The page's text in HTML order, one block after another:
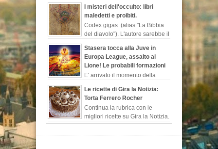
Latte 50 g Cioccolato fondente 1/2 bustina
Lievito is...
I misteri dell'occulto: libri
maledetti e proibiti.
Codex gigas (alias "La Bibbia
del diavolo"). L'autore sarebbe il
il recluso”, chiamato così in s...
Stasera tocca alla Juve in
Europa League, assalto al
Lione! Le probabili formazioni
E' arrivato il momento della
il Lione per l'andata dei quarti di finale di
Europa League. I biancone...
Le ricette di Gira la Notizia:
Torta Ferrero Rocher
Continua la rubrica con le
migliori ricette su Gira la Notizia.
Chi non conosce i buonissimi
cioccolatini ideati e prodotti dall'ind...